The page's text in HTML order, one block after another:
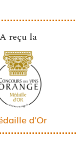
A reçu la
d'Or